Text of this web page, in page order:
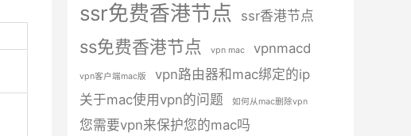
ssr免费香港节点 ssr香港节点
ss免费香港节点 vpn mac vpnmacd
vpn客户端mac版
vpn路由器和mac绑定的ip
关于mac使用vpn的问题
如何从mac删除vpn
您需要vpn来保护您的mac吗